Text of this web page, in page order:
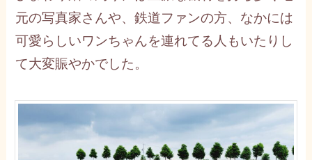
元の写真家さんや、鉄道ファンの方、なかには
可愛らしいワンちゃんを連れてる人もいたりし
て大変賑やかでした。